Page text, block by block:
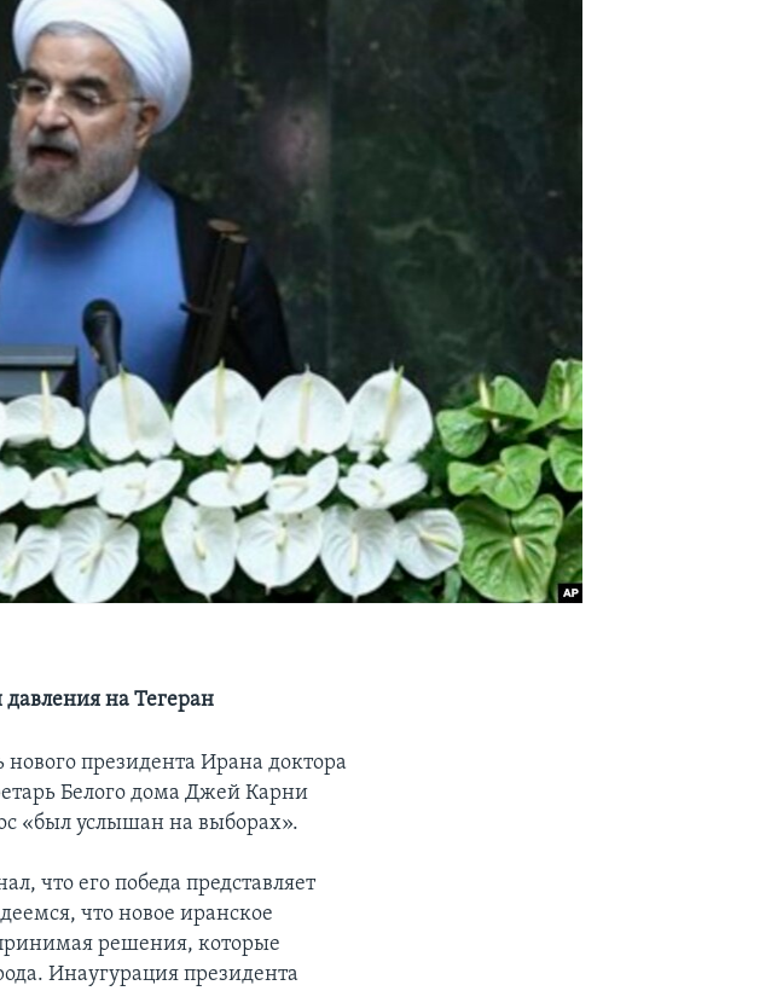
на Тегеран
нового президента Ирана доктора
Белого дома Джей Карни
«был услышан на выборах».
что его победа представляет
что новое иранское
решения, которые
Инаугурация президента